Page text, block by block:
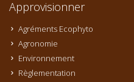
Approvisionner
Agréments Ecophyto
Agronomie
Environnement
Règlementation